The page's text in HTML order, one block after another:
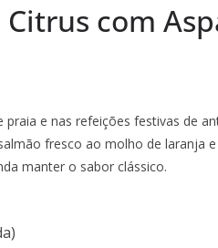
com
praia e nas refeições festivas de
fresco ao molho de laranja
manter o sabor clássico.